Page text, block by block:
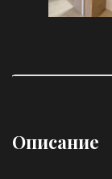
Описание